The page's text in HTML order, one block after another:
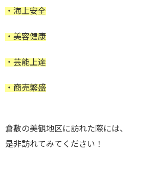
・海上安全
・美容健康
・芸能上達
・商売繁盛
倉敷の美観地区に訪れた際には、
是非訪れてみてください！